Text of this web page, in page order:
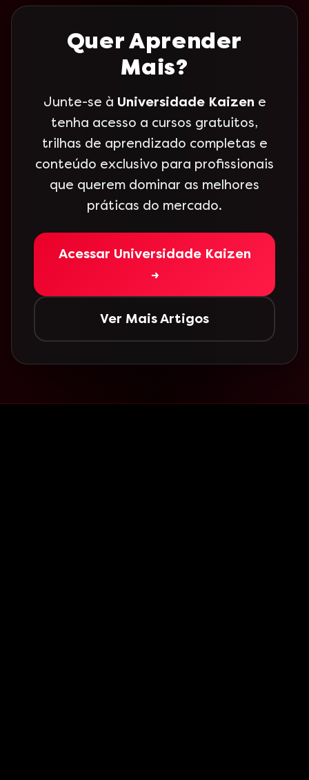
Quer Aprender
Mais?
Junte-se à Universidade Kaizen e
tenha acesso a cursos gratuitos,
trilhas de aprendizado completas e
conteúdo exclusivo para profissionais
que querem dominar as melhores
práticas do mercado.
Acessar Universidade Kaizen
→
Ver Mais Artigos